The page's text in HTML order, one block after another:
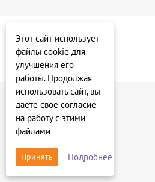
Этот сайт использует
файлы cookie для
улучшения его
работы. Продолжая
использовать сайт, вы
даете свое согласие
на работу с этими
файлами
Принять Подробнее